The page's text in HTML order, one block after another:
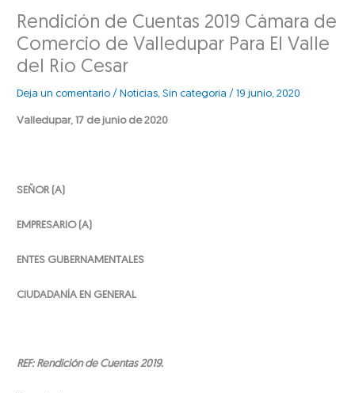
Rendición de Cuentas 2019 Cámara de
Comercio de Valledupar Para El Valle
del Río Cesar
Deja un comentario / Noticias,Sin categoría /19 junio, 2020
Valledupar, 17 de junio de 2020
SEÑOR (A)
EMPRESARIO (A)
ENTES GUBERNAMENTALES
CIUDADANÍA EN GENERAL
REF: Rendición de Cuentas 2019.